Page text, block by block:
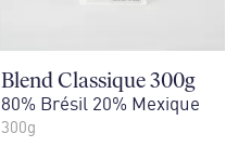
Blend Classique 300g
80% Brésil 20% Mexique
300g